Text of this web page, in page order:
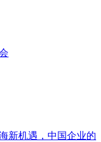
新机遇，中国企业的